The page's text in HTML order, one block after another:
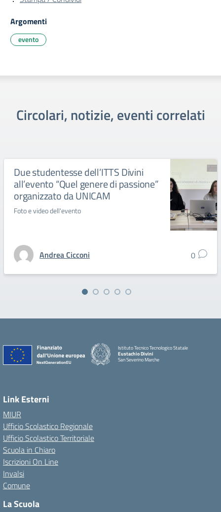
Argomenti
evento
Circolari, notizie, eventi correlati
Due studentesse dell’ITTS Divini
all’evento “Quel genere di passione”
organizzato da UNICAM
Foto e video dell'evento
Andrea Cicconi 0
Istituto Tecnico Tecnologico Statale
Eustachio Divini
San Severino Marche
Link Esterni
MIUR
Ufficio Scolastico Regionale
Ufficio Scolastico Territoriale
Scuola in Chiaro
Iscrizioni On Line
Invalsi
Comune
La Scuola